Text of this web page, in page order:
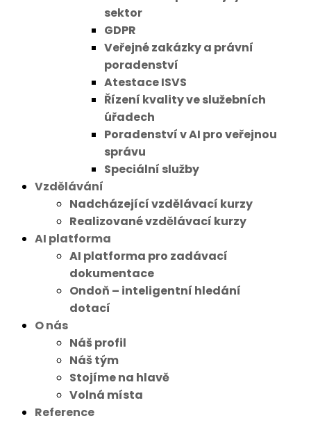
sektor
GDPR
Veřejné zakázky a právní
poradenství
Atestace ISVS
Řízení kvality ve služebních
úřadech
Poradenství v AI pro veřejnou
správu
Speciální služby
Vzdělávání
Nadcházející vzdělávací kurzy
Realizované vzdělávací kurzy
AI platforma
AI platforma pro zadávací
dokumentace
Ondoň – inteligentní hledání
dotací
O nás
Náš profil
Náš tým
Stojíme na hlavě
Volná místa
Reference